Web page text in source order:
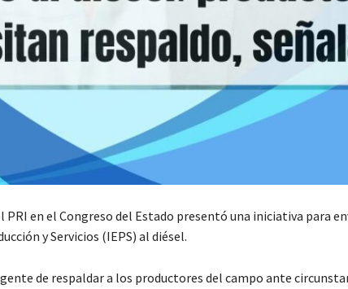
en el Congreso del Estado presentó una iniciativa para
y Servicios (IEPS) al diésel.
de respaldar a los productores del campo ante